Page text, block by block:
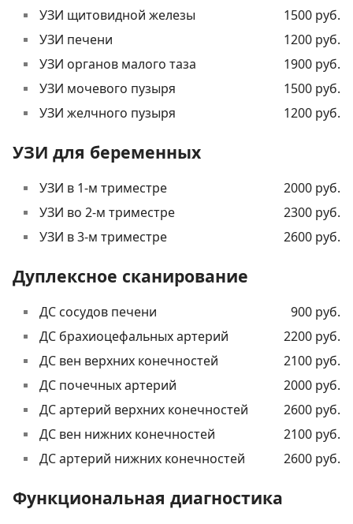
УЗИ щитовидной железы
1500 руб.
УЗИ печени
1200 руб.
УЗИ органов малого таза
1900 руб.
УЗИ мочевого пузыря
1500 руб.
УЗИ желчного пузыря
1200 руб.
УЗИ для беременных
УЗИ в 1-м триместре
2000 руб.
УЗИ во 2-м триместре
2300 руб.
УЗИ в 3-м триместре
2600 руб.
Дуплексное сканирование
ДС сосудов печени
900 руб.
ДС брахиоцефальных артерий
2200 руб.
ДС вен верхних конечностей
2100 руб.
ДС почечных артерий
2000 руб.
ДС артерий верхних конечностей
2600 руб.
ДС вен нижних конечностей
2100 руб.
ДС артерий нижних конечностей
2600 руб.
Функциональная диагностика